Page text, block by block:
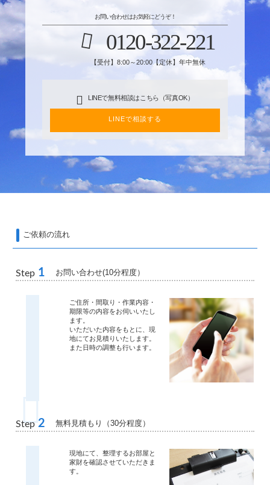
お問い合わせはお気軽にどうぞ！
0120-322-221
【受付】8:00～20:00【定休】年中無休
LINEで無料相談はこちら（写真OK）
LINEで相談する
ご依頼の流れ
Step 1 お問い合わせ(10分程度）
ご住所・間取り・作業内容・
期限等の内容をお伺いいたし
ます。
いただいた内容をもとに、現
地にてお見積りいたします。
また日時の調整も行います。
Step 2 無料見積もり（30分程度）
現地にて、整理するお部屋と
家財を確認させていただきま
す。